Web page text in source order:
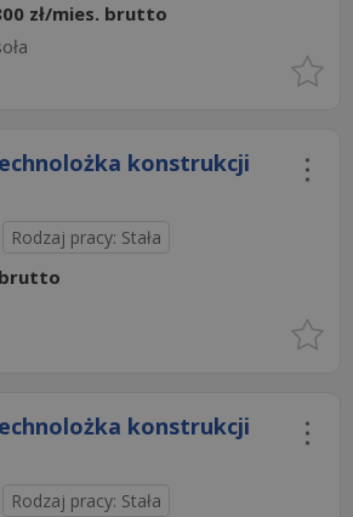
zł/mies. brutto
konstrukcji
Rodzaj pracy: Stała
brutto
konstrukcji
Rodzaj pracy: Stała